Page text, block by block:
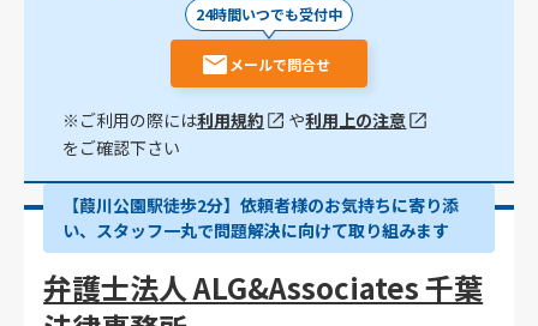
24時間いつでも受付中
メールで問合せ
※ご利用の際には利用規約 や利用上の注意
をご確認下さい
【葭川公園駅徒歩2分】依頼者様のお気持ちに寄り添
い、スタッフ一丸で問題解決に向けて取り組みます
弁護士法人 ALG&Associates 千葉